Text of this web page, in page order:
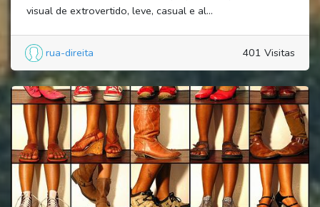
visual de extrovertido, leve, casual e al...
rua-direita 401 Visitas